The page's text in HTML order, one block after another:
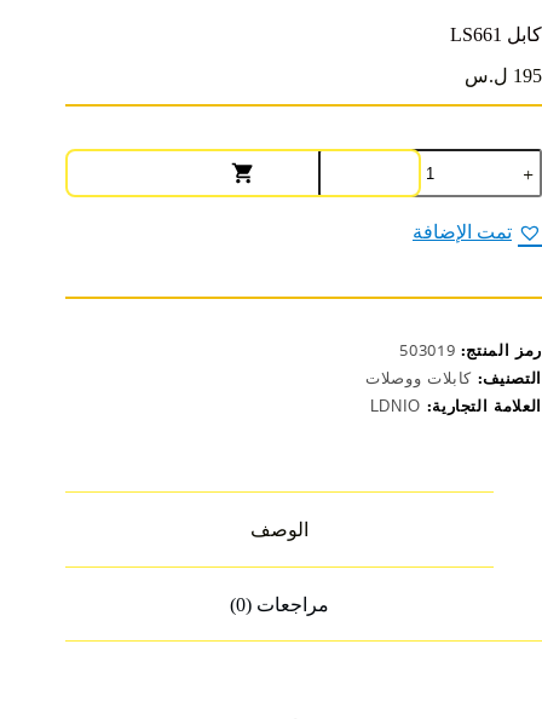
كابل LS661
195 ل.س
كمية
كابل
LS661
تمت الإضافة
رمز المنتج: 503019
التصنيف: كابلات ووصلات
العلامة التجارية: LDNIO
الوصف
مراجعات (0)